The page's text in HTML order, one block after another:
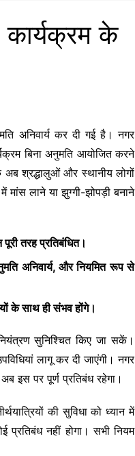
कार्यक्रम के
अनिवार्य कर दी गई है। नगर
बिना अनुमति आयोजित करने
श्रद्धालुओं और स्थानीय लोगों
लाने या झुग्गी-झोपड़ी बनाने
तरह प्रतिबंधित।
अनिवार्य, और नियमित रूप से
के साथ ही संभव होंगे।
सुनिश्चित किए जा सकें।
लागू कर दी जाएंगी। नगर
इस पर पूर्ण प्रतिबंध रहेगा।
की सुविधा को ध्यान में
प्रतिबंध नहीं होगा। सभी नियम